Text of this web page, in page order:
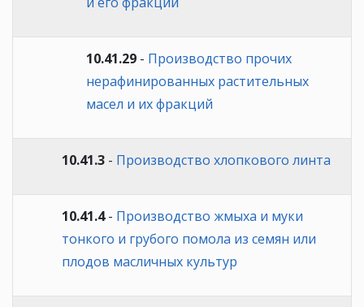
10.41.29 - Производство прочих
нерафинированных растительных
масел и их фракций
10.41.3 - Производство хлопкового линта
10.41.4- Производство жмыха и муки
тонкого и грубого помола из семян или
плодов масличных культур